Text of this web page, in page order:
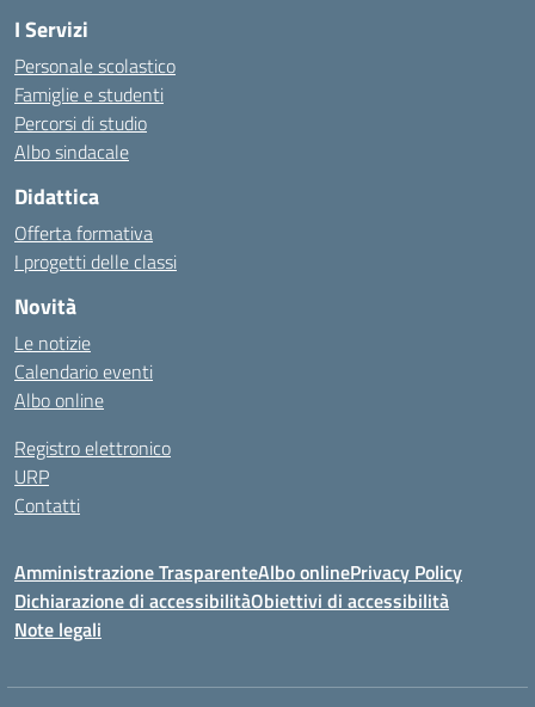
I Servizi
Personale scolastico
Famiglie e studenti
Percorsi di studio
Albo sindacale
Didattica
Offerta formativa
I progetti delle classi
Novità
Le notizie
Calendario eventi
Albo online
Registro elettronico
URP
Contatti
Amministrazione TrasparenteAlbo onlinePrivacy Policy
Dichiarazione di accessibilitàObiettivi di accessibilità
Note legali